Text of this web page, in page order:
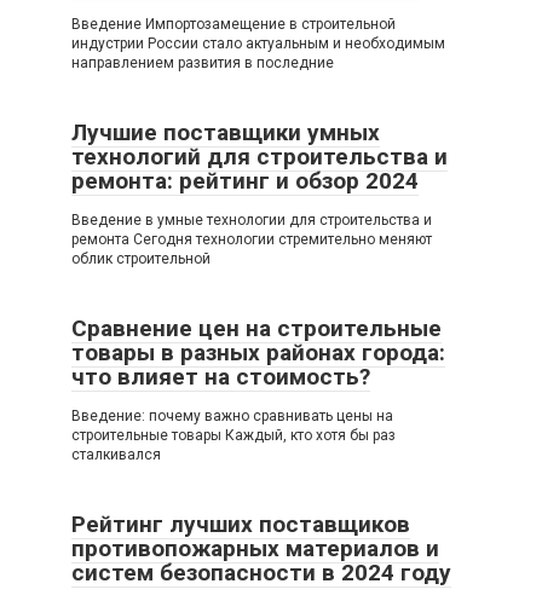
Введение Импортозамещение в строительной
индустрии России стало актуальным и необходимым
направлением развития в последние
Лучшие поставщики умных
технологий для строительства и
ремонта: рейтинг и обзор 2024
Введение в умные технологии для строительства и
ремонта Сегодня технологии стремительно меняют
облик строительной
Сравнение цен на строительные
товары в разных районах города:
что влияет на стоимость?
Введение: почему важно сравнивать цены на
строительные товары Каждый, кто хотя бы раз
сталкивался
Рейтинг лучших поставщиков
противопожарных материалов и
систем безопасности в 2024 году